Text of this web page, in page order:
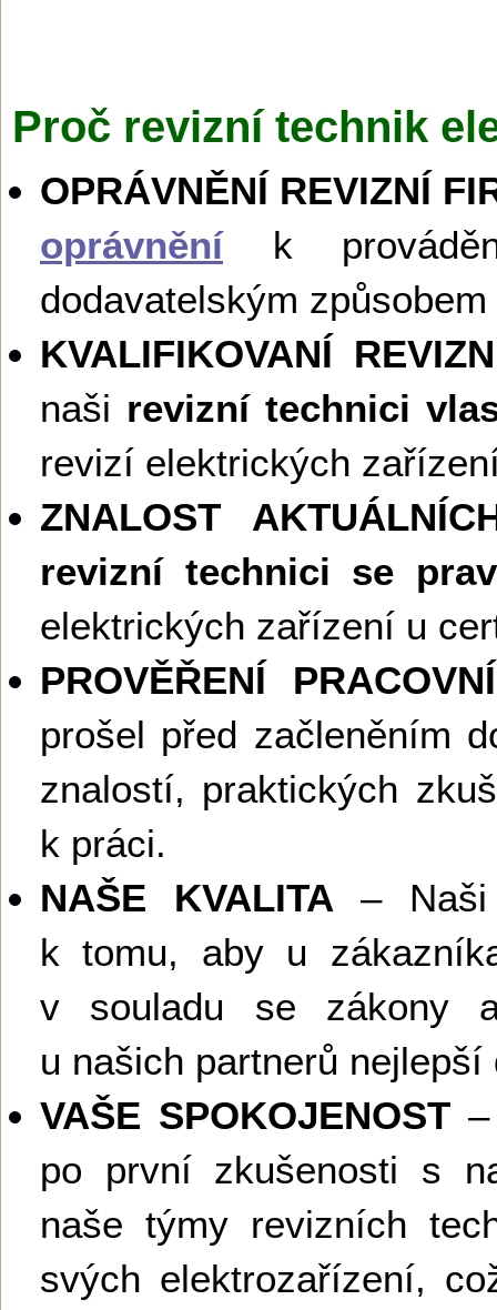
Proč revizní technik
OPRÁVNĚNÍ REVIZNÍ
oprávněník
dodavatelským
KVALIFIKOVANÍ
naši revizní technici
revizí elektrických
ZNALOST
revizní technici se
elektrických zařízení u
PROVĚŘENÍ
prošel před začleněním
znalostí, praktických
k práci.
NAŠE KVALITA – Naši
k tomu, aby u
v souladu se zákony
u našich partnerů
VAŠE SPOKOJENOST
po první zkušenosti s
naše týmy revizních
svých elektrozařízení,